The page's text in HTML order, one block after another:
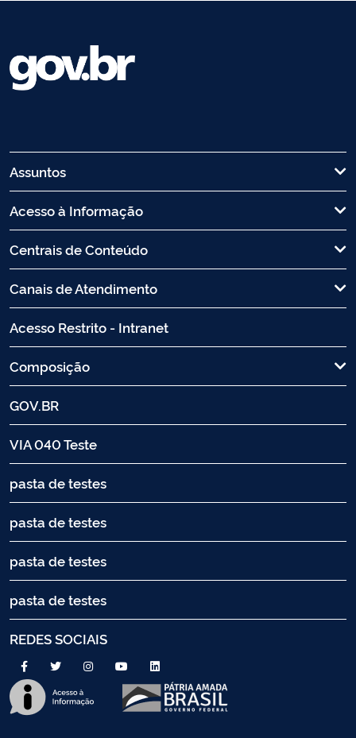
Assuntos
Acesso à Informação
Centrais de Conteúdo
Canais de Atendimento
Acesso Restrito - Intranet
Composição
GOV.BR
VIA 040 Teste
pasta de testes
pasta de testes
pasta de testes
pasta de testes
REDES SOCIAIS